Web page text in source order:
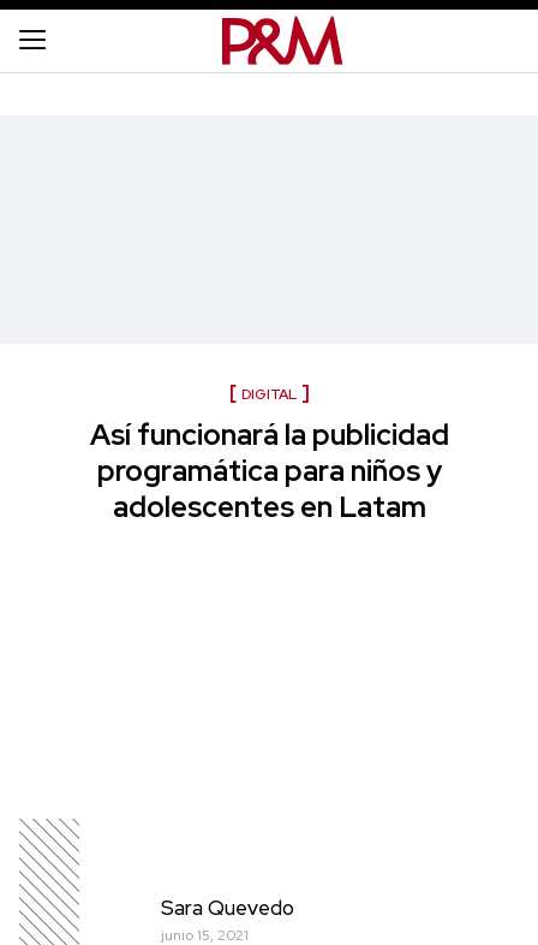
DIGITAL
Así funcionará la publicidad
programática para niños y
adolescentes en Latam
Sara Quevedo
junio 15, 2021